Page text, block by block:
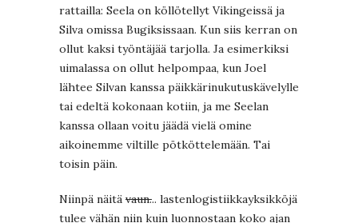
rattailla: Seela on köllötellyt Vikingeissä ja
Silva omissa Bugiksissaan. Kun siis kerran on
ollut kaksi työntäjää tarjolla. Ja esimerkiksi
uimalassa on ollut helpompaa, kun Joel
lähtee Silvan kanssa päikkärinukutuskävelylle
tai edeltä kokonaan kotiin, ja me Seelan
kanssa ollaan voitu jäädä vielä omine
aikoinemme viltille pötköttelemään. Tai
toisin päin.
Niinpä näitä vaun... lastenlogistiikkayksikköjä
tulee vähän niin kuin luonnostaan koko ajan